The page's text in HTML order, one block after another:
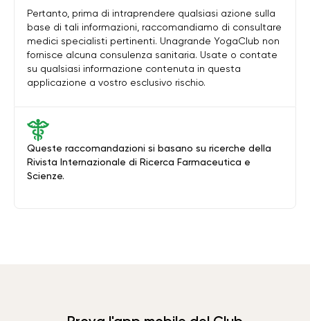
Queste raccomandazioni si basano su ricerche della
Rivista Internazionale di Ricerca Farmaceutica e
Scienze.
Pertanto, prima di intraprendere qualsiasi azione sulla
base di tali informazioni, raccomandiamo di consultare
medici specialisti pertinenti. Unagrande YogaClub non
fornisce alcuna consulenza sanitaria. Usate o contate
su qualsiasi informazione contenuta in questa
applicazione a vostro esclusivo rischio.